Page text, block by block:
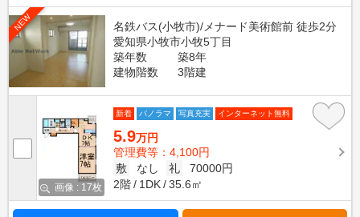
NEW
名鉄バス(小牧市)/メナード美術館前 徒歩2分
愛知県小牧市小牧5丁目
築年数
築8年
建物階数
3階建
画像 : 17枚
新着 パノラマ 写真充実 インターネット無料
5.9万円
管理費等：4,100円
敷
なし 礼
70000円
2階
1DK 35.6㎡